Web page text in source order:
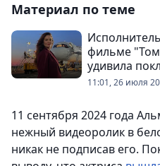
Материал по теме
фильме
удивила
11:01, 26 июля
11 сентября 2024 года
нежный видеоролик в
никак не подписав его.